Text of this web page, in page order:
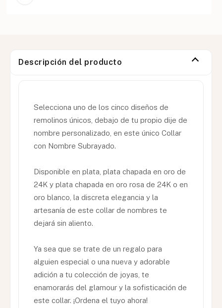
Descripción del producto
Selecciona uno de los cinco diseños de
remolinos únicos, debajo de tu propio dije de
nombre personalizado, en este único Collar
con Nombre Subrayado.
Disponible en plata, plata chapada en oro de
24K y plata chapada en oro rosa de 24K o en
oro blanco, la discreta elegancia y la
artesanía de este collar de nombres te
dejará sin aliento.
Ya sea que se trate de un regalo para
alguien especial o una nueva y adorable
adición a tu colección de joyas, te
enamorarás del glamour y la sofisticación de
este collar. ¡Ordena el tuyo ahora!